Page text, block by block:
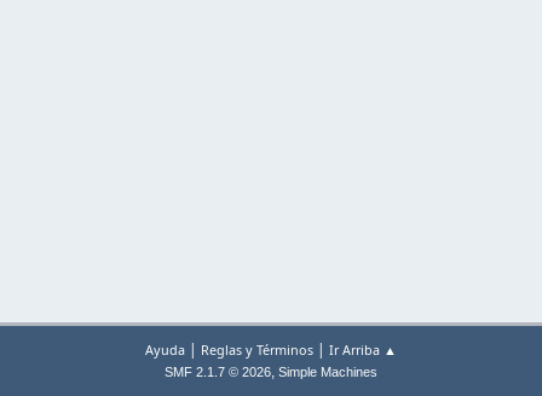
Ayuda | Reglas y Términos | Ir Arriba ▲
SMF 2.1.7 © 2026, Simple Machines